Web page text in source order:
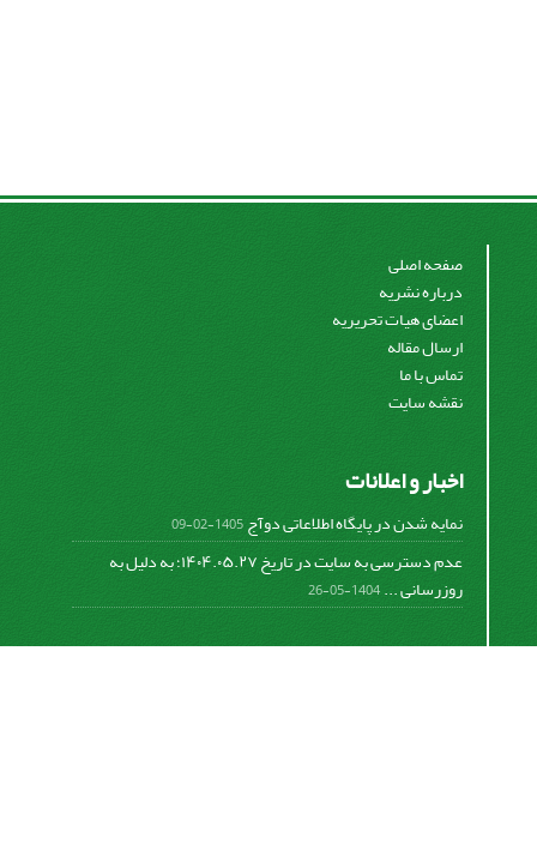
صفحه اصلی
درباره نشریه
اعضای هیات تحریریه
ارسال مقاله
تماس با ما
نقشه سایت
اخبار و اعلانات
نمایه شدن در پایگاه اطلاعاتی دوآج1405-02-09
عدم دسترسی به سایت در تاریخ ۱۴۰۴.۰۵.۲۷؛ به دلیل به
روزرسانی ...1404-05-26